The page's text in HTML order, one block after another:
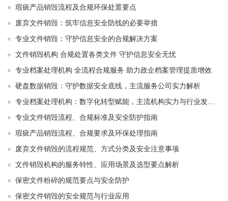
瑕疵产品销毁流程及合规环保处置要点
废弃文件销毁：筑牢信息安全防线的必要举措
专业文件销毁：守护信息安全的合规解决方案
文件销毁机构 合规处置各类文件 守护信息安全无忧
专业档案处理机构 全流程合规服务 助力政企档案管理提质增效
硬盘数据销毁：守护数据安全底线，主流服务公司实力解析
专业档案处理机构：数字化转型赋能，主流机构实力与行业发展解析
专业文件销毁流程、合规标准及安全防护指南
瑕疵产品销毁流程、合规要求及环保处理指南
废弃文件销毁的流程规范、方式分类及安全注意事项
文件销毁机构的服务特性、应用场景及选型要点解析
保密文件粉碎的规范要点与安全防护
保密文件销毁的安全规范与行业应用